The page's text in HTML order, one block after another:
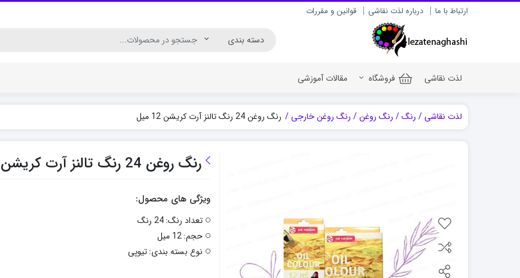
ارتباط با ما درباره لذت نقاشی قوانین و مقررات
لذت نقاشی فروشگاه
رنگ اکریلیک برای سفال رنگ اکریلیک برای چوب
مقالات آموزشی
لذت نقاشی رنگ رنگ روغن رنگ روغن خارجی رنگ روغن 24 رنگ تالنز آرت کریشن 12 میل
رنگ روغن 24 رنگ تالنز آرت کریشن 12 میل
ویژگی های محصول:
تعداد رنگ: 24 رنگ
حجم: 12 میل
نوع بسته بندی: تیوپی